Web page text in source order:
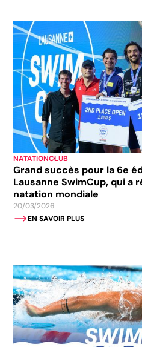
NATATIONCLUB
Grand succès pour la 6e
Lausanne SwimCup, qui a
natation mondiale
20/03/2026
EN SAVOIR PLUS